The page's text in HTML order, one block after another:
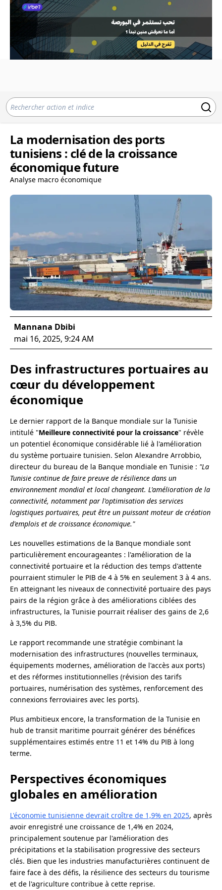
La modernisation des ports
tunisiens : clé de la croissance
économique future
Analyse macro économique
Mannana Dbibi
mai 16, 2025, 9:24 AM
Des infrastructures portuaires au
cœur du développement
économique
Le dernier rapport de la Banque mondiale sur la Tunisie
intitulé "Meilleure connectivité pour la croissance" révèle
un potentiel économique considérable lié à l'amélioration
du système portuaire tunisien. Selon Alexandre Arrobbio,
directeur du bureau de la Banque mondiale en Tunisie : "La
Tunisie continue de faire preuve de résilience dans un
environnement mondial et local changeant. L'amélioration de la
connectivité, notamment par l'optimisation des services
logistiques portuaires, peut être un puissant moteur de création
d'emplois et de croissance économique."
Les nouvelles estimations de la Banque mondiale sont
particulièrement encourageantes : l'amélioration de la
connectivité portuaire et la réduction des temps d'attente
pourraient stimuler le PIB de 4 à 5% en seulement 3 à 4 ans.
En atteignant les niveaux de connectivité portuaire des pays
pairs de la région grâce à des améliorations ciblées des
infrastructures, la Tunisie pourrait réaliser des gains de 2,6
à 3,5% du PIB.
Le rapport recommande une stratégie combinant la
modernisation des infrastructures (nouvelles terminaux,
équipements modernes, amélioration de l'accès aux ports)
et des réformes institutionnelles (révision des tarifs
portuaires, numérisation des systèmes, renforcement des
connexions ferroviaires avec les ports).
Plus ambitieux encore, la transformation de la Tunisie en
hub de transit maritime pourrait générer des bénéfices
supplémentaires estimés entre 11 et 14% du PIB à long
terme.
Perspectives économiques
globales en amélioration
L'économie tunisienne devrait croître de 1,9% en 2025, après
avoir enregistré une croissance de 1,4% en 2024,
principalement soutenue par l'amélioration des
précipitations et la stabilisation progressive des secteurs
clés. Bien que les industries manufacturières continuent de
faire face à des défis, la résilience des secteurs du tourisme
et de l'agriculture contribue à cette reprise.